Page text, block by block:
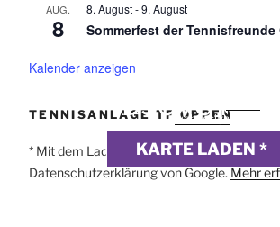
AUG.
8
8. August-9. August
Sommerfest der Tennisfreunde
Kalender anzeigen
TENNISANLAGE TF OPPEN
DSGVO MAP
KARTE LADEN *
webdesign
* Mit dem Laden der Karte akzeptierst du die
Datenschutzerklärung von Google. Mehr